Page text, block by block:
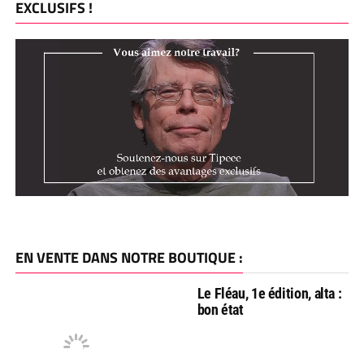
EXCLUSIFS !
EN VENTE DANS NOTRE BOUTIQUE :
Le Fléau, 1e édition, alta :
bon état